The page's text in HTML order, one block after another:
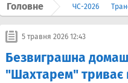
Головне ЧС-2026
5 травня 2026 12:43
Безвиграшна
"Шахтарем" триває